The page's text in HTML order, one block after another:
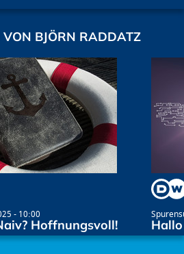
VON BJÖRN RADDATZ
- 10:00
Hoffnungsvoll!